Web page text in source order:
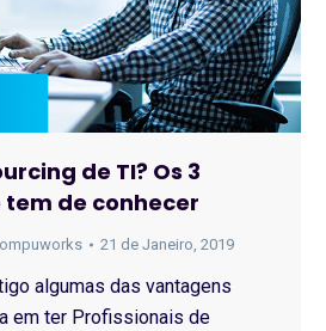
de TI? Os 3
de conhecer
21 de Janeiro, 2019
algumas das vantagens
em ter Profissionais de